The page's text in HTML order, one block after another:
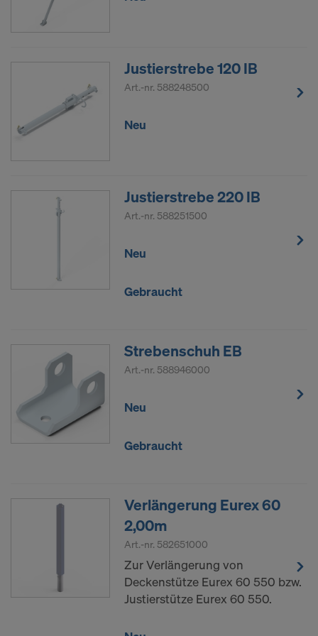
Justierstrebe 120 IB
Art.-nr. 588248500
Neu
Justierstrebe 220 IB
Art.-nr. 588251500
Neu
Gebraucht
Strebenschuh EB
Art.-nr. 588946000
Neu
Gebraucht
Verlängerung Eurex 60
2,00m
Art.-nr. 582651000
Zur Verlängerung von
Deckenstütze Eurex 60 550 bzw.
Justierstütze Eurex 60 550.